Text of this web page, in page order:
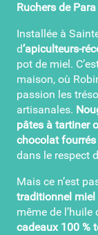
Ruchers de
Installée à
d’apiculteurs-
pot de miel.
maison, où
passion les
artisanales.
pâtes à tartiner
chocolat
dans le respect
Mais ce n’est
traditionnel miel
même de l’huile
cadeaux 100 %